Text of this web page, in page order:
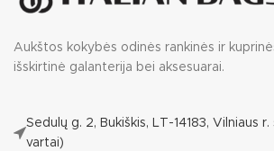
Aukštos kokybės odinės rankinės ir
išskirtinė galanterija bei aksesuarai.
Sedulų g. 2, Bukiškis, LT-14183, Vilniaus
vartai)